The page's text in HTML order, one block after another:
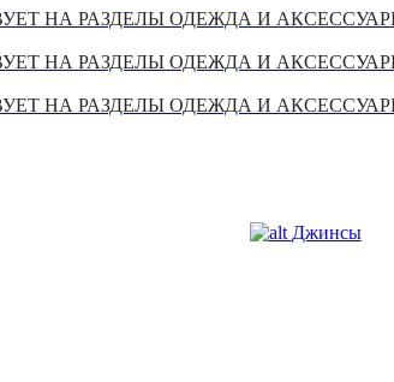
НА РАЗДЕЛЫ ОДЕЖДА И
НА РАЗДЕЛЫ ОДЕЖДА И
НА РАЗДЕЛЫ ОДЕЖДА И
Джинсы